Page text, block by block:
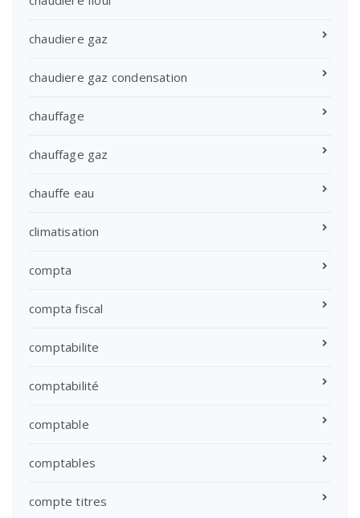
chaudiere gaz
chaudiere gaz condensation
chauffage
chauffage gaz
chauffe eau
climatisation
compta
compta fiscal
comptabilite
comptabilité
comptable
comptables
compte titres